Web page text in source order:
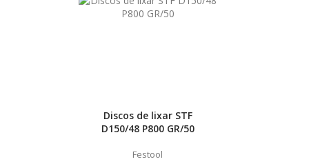
Discos de lixar STF
D150/48 P800 GR/50
Festool